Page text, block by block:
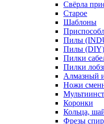
Свёрла
Старое
Шаблоны
Пилы
Пилы (DIY)
Пилки
Пилки
Алмазный
Ножи
Коронки
Кольца,
Фрезы